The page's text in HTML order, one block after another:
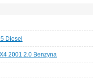
Diesel
2001 2.0 Benzyna